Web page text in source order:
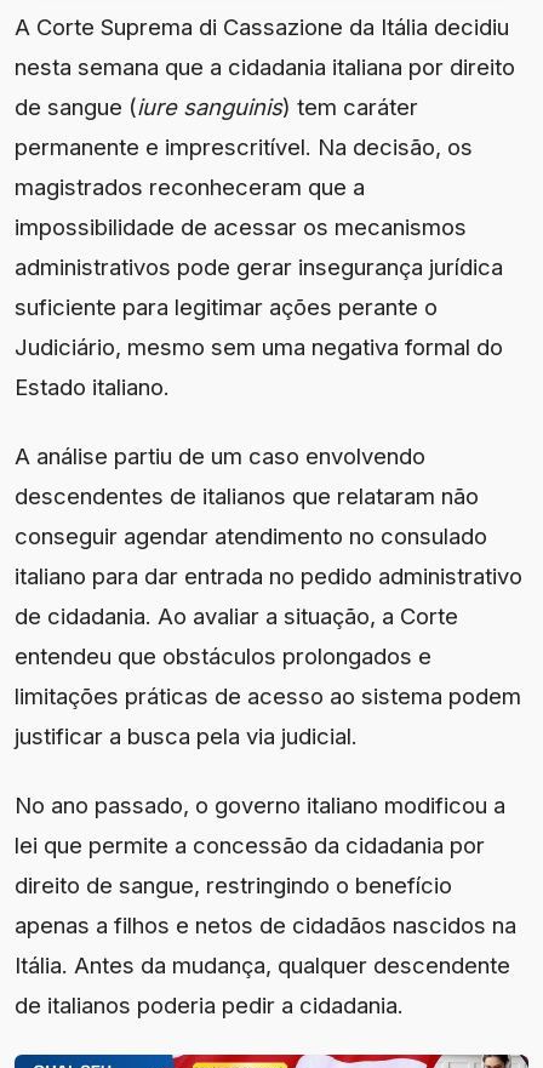
A Corte Suprema di Cassazione da Itália decidiu
nesta semana que a cidadania italiana por direito
de sangue (iure sanguinis) tem caráter
permanente e imprescritível. Na decisão, os
magistrados reconheceram que a
impossibilidade de acessar os mecanismos
administrativos pode gerar insegurança jurídica
suficiente para legitimar ações perante o
Judiciário, mesmo sem uma negativa formal do
Estado italiano.
A análise partiu de um caso envolvendo
descendentes de italianos que relataram não
conseguir agendar atendimento no consulado
italiano para dar entrada no pedido administrativo
de cidadania. Ao avaliar a situação, a Corte
entendeu que obstáculos prolongados e
limitações práticas de acesso ao sistema podem
justificar a busca pela via judicial.
No ano passado, o governo italiano modificou a
lei que permite a concessão da cidadania por
direito de sangue, restringindo o benefício
apenas a filhos e netos de cidadãos nascidos na
Itália. Antes da mudança, qualquer descendente
de italianos poderia pedir a cidadania.